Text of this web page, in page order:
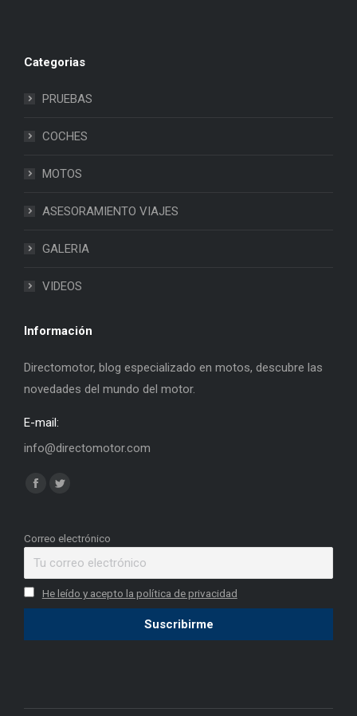
Categorias
PRUEBAS
COCHES
MOTOS
ASESORAMIENTO VIAJES
GALERIA
VIDEOS
Información
Directomotor, blog especializado en motos, descubre las
novedades del mundo del motor.
E-mail:
info@directomotor.com
Find us on:
Facebook
opens
window
Twitter
opens
window
Correo electrónico
He leído y acepto la política de privacidad